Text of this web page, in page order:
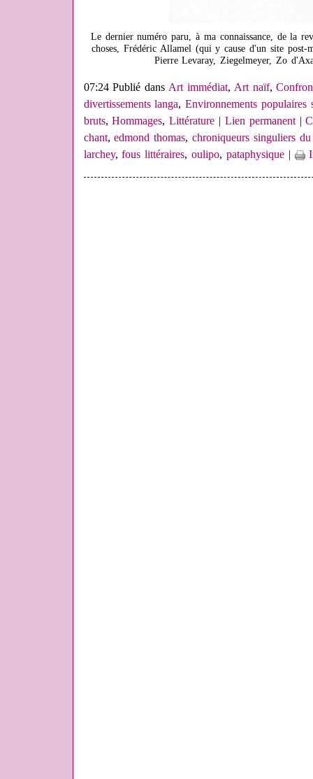
Le dernier numéro paru, à ma connaissance, de la
choses, Frédéric Allamel (qui y cause d'un site post-
Pierre Levaray, Ziegelmeyer, Zo
07:24 Publié dansArt immédiat, Art naïf,
divertissements langa,Environnements populaires
bruts,Hommages,Littérature | Lien permanent|
chant,edmond thomas,chroniqueurs singuliers
larchey,fous littéraires,oulipo, pataphysique|